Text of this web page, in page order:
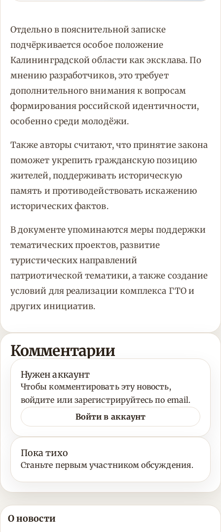
Отдельно в пояснительной записке
подчёркивается особое положение
Калининградской области как эксклава. По
мнению разработчиков, это требует
дополнительного внимания к вопросам
формирования российской идентичности,
особенно среди молодёжи.
Также авторы считают, что принятие закона
поможет укрепить гражданскую позицию
жителей, поддерживать историческую
память и противодействовать искажению
исторических фактов.
В документе упоминаются меры поддержки
тематических проектов, развитие
туристических направлений
патриотической тематики, а также создание
условий для реализации комплекса ГТО и
других инициатив.
Комментарии
Нужен аккаунт
Чтобы комментировать эту новость,
войдите или зарегистрируйтесь по email.
Войти в аккаунт
Пока тихо
Станьте первым участником обсуждения.
О новости